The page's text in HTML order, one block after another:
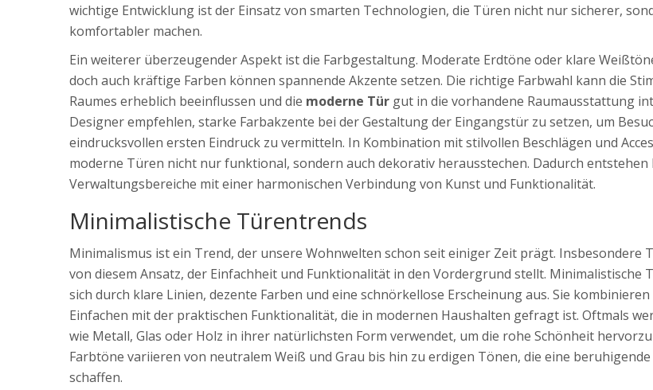
wichtige Entwicklung ist der Einsatz von smarten Technologien, die Türen nicht nur sicherer,
komfortabler machen.
Ein weiterer überzeugender Aspekt ist die Farbgestaltung. Moderate Erdtöne oder klare
doch auch kräftige Farben können spannende Akzente setzen. Die richtige Farbwahl kann die
Raumes erheblich beeinflussen und die moderne Tür gut in die vorhandene Raumausstattung
Designer empfehlen, starke Farbakzente bei der Gestaltung der Eingangstür zu setzen, um
eindrucksvollen ersten Eindruck zu vermitteln. In Kombination mit stilvollen Beschlägen und
moderne Türen nicht nur funktional, sondern auch dekorativ herausstechen. Dadurch entstehen
Verwaltungsbereiche mit einer harmonischen Verbindung von Kunst und Funktionalität.
Minimalistische Türentrends
Minimalismus ist ein Trend, der unsere Wohnwelten schon seit einiger Zeit prägt. Insbesondere
von diesem Ansatz, der Einfachheit und Funktionalität in den Vordergrund stellt. Minimalistische
sich durch klare Linien, dezente Farben und eine schnörkellose Erscheinung aus. Sie kombinieren
Einfachen mit der praktischen Funktionalität, die in modernen Haushalten gefragt ist. Oftmals
wie Metall, Glas oder Holz in ihrer natürlichsten Form verwendet, um die rohe Schönheit
Farbtöne variieren von neutralem Weiß und Grau bis hin zu erdigen Tönen, die eine
schaffen.